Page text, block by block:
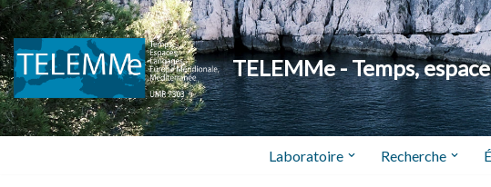
Aller
au
contenu
TELEMMe - Temps,
Laboratoire Recherche